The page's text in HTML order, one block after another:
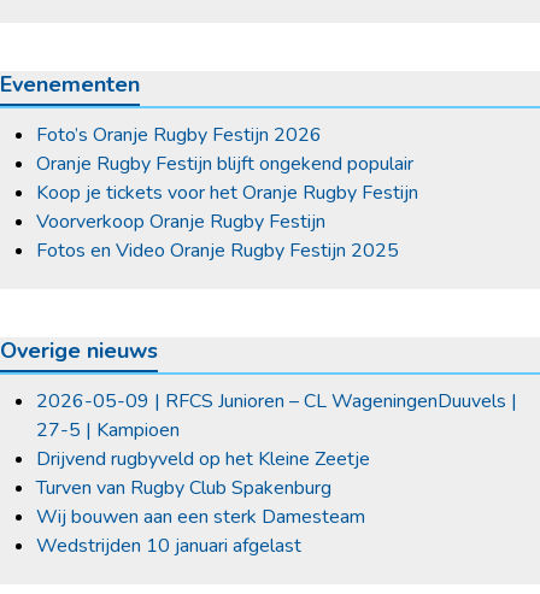
Evenementen
Foto’s Oranje Rugby Festijn 2026
Oranje Rugby Festijn blijft ongekend populair
Koop je tickets voor het Oranje Rugby Festijn
Voorverkoop Oranje Rugby Festijn
Fotos en Video Oranje Rugby Festijn 2025
Overige nieuws
2026-05-09 | RFCS Junioren – CL WageningenDuuvels |
27-5 | Kampioen
Drijvend rugbyveld op het Kleine Zeetje
Turven van Rugby Club Spakenburg
Wij bouwen aan een sterk Damesteam
Wedstrijden 10 januari afgelast